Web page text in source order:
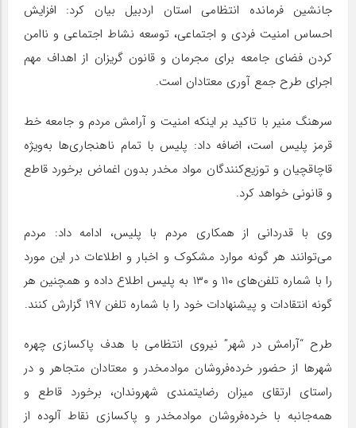
جانشین فرمانده انتظامی استان اردبیل بیان کرد: افزایش
احساس امنیت فردی و اجتماعی، توسعه نشاط اجتماعی و ناامن
کردن فضای جامعه برای مجرمان و قانون گریزان از اهداف مهم
اجرای طرح جمع آوری معتادان است.
سرهنگ منیر با تاکید بر اینکه امنیت و آرامش مردم و جامعه خط
قرمز پلیس است، اضافه داد: پلیس با تمام ناهنجاری‌ها به‌ویژه
قاچاقچیان و توزیع‌کنندگان مواد مخدر بدون اغماض برخورد قاطع
و قانونی خواهد کرد.
وی با قدردانی از همکاری مردم با پلیس، ادامه داد: مردم
می‌توانند هر گونه موارد مشکوک و اخبار و اطلاعات در این مورد
را با شماره تلفن‌های ۱۱۰ و ۱۳۰ به پلیس اطلاع داده و همچنین هر
گونه انتقادات و پیشنهادات خود را با شماره تلفن ۱۹۷ گزارش کنند.
طرح “آرامش در شهر” نیروی انتظامی با هدف پاکسازی چهره
شهرها از حضور خرده‌فروشان موادمخدر و معتادان متجاهر و در
راستای ارتقای میزان رضایتمندی شهروندان، برخورد قاطع و
همه‌جانبه با خرده‌فروشان موادمخدر و پاکسازی نقاط آلوده از